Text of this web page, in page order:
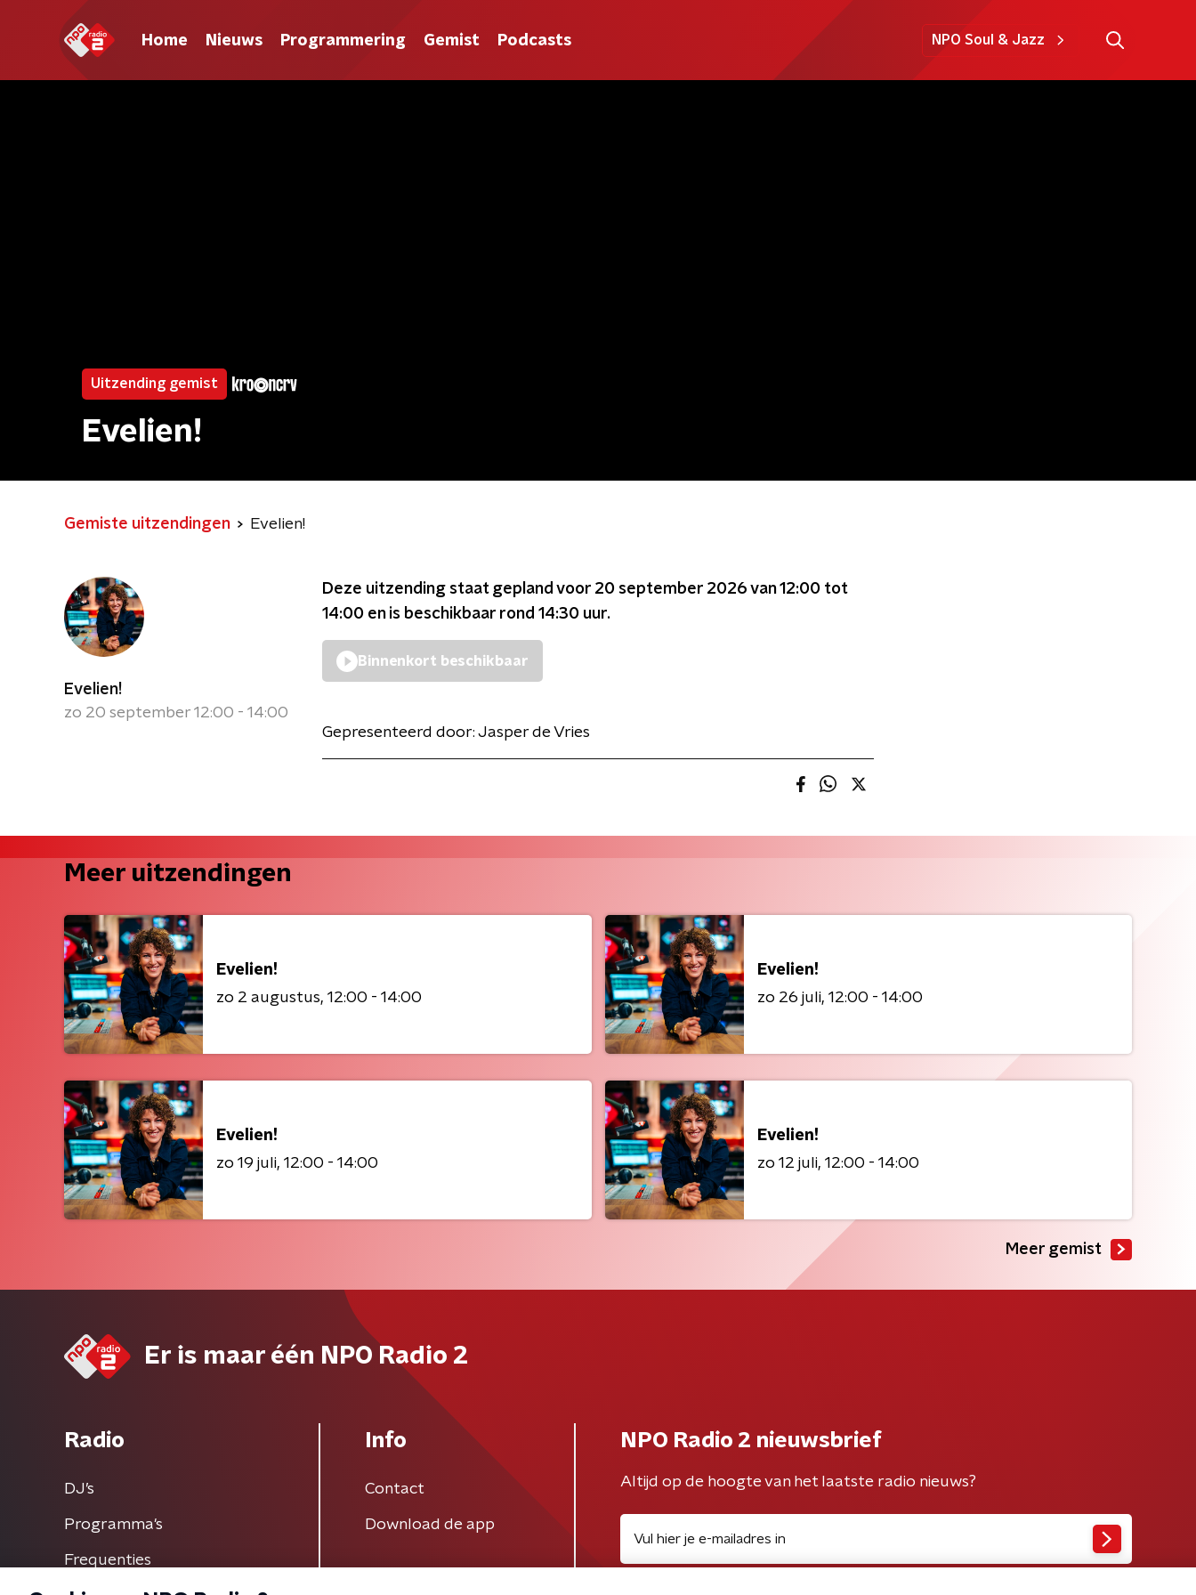
Home Nieuws Programmering Gemist Podcasts NPO Soul & Jazz
Uitzending gemist
Evelien!
Gemiste uitzendingen Evelien!
Evelien!
zo 20 september 12:00 - 14:00
Deze uitzending staat gepland voor 20 september 2026 van 12:00 tot
14:00 en is beschikbaar rond 14:30 uur.
Binnenkort beschikbaar
Gepresenteerd door: Jasper de Vries
Meer uitzendingen
Evelien!
zo 2 augustus 12:00 - 14:00
Evelien!
zo 26 juli 12:00 - 14:00
Evelien!
zo 19 juli 12:00 - 14:00
Evelien!
zo 12 juli 12:00 - 14:00
Meer gemist
Er is maar één NPO Radio 2
Radio
DJ’s
Programma's
Frequenties
Info
Contact
Download de app
NPO Radio 2 nieuwsbrief
Altijd op de hoogte van het laatste radio nieuws?